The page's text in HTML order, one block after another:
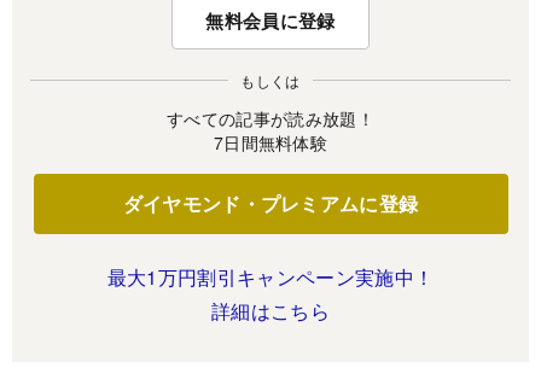
無料会員に登録
もしくは
すべての記事が読み放題！
7日間無料体験
ダイヤモンド・プレミアムに登録
最大1万円割引キャンペーン実施中！
詳細はこちら